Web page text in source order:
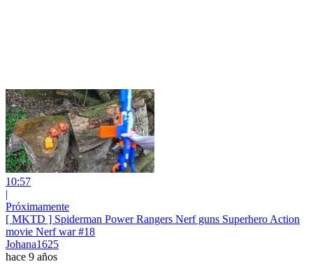
10:57
|
Próximamente
[ MKTD ] Spiderman Power Rangers Nerf guns Superhero Action
movie Nerf war #18
Johana1625
hace 9 años